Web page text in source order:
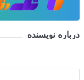
درباره نویسنده